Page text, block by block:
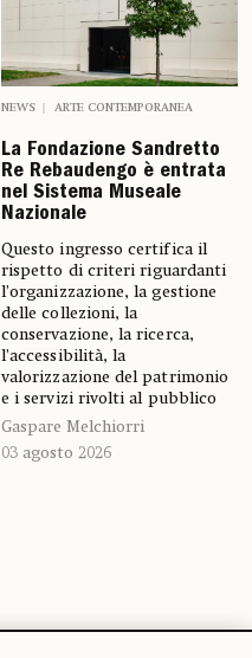
NEWS ARTE CONTEMPORANEA
La Fondazione Sandretto
Re Rebaudengo è entrata
nel Sistema Museale
Nazionale
Questo ingresso certifica il
rispetto di criteri riguardanti
l’organizzazione, la gestione
delle collezioni, la
conservazione, la ricerca,
l’accessibilità, la
valorizzazione del patrimonio
e i servizi rivolti al pubblico
Gaspare Melchiorri
03 agosto 2026